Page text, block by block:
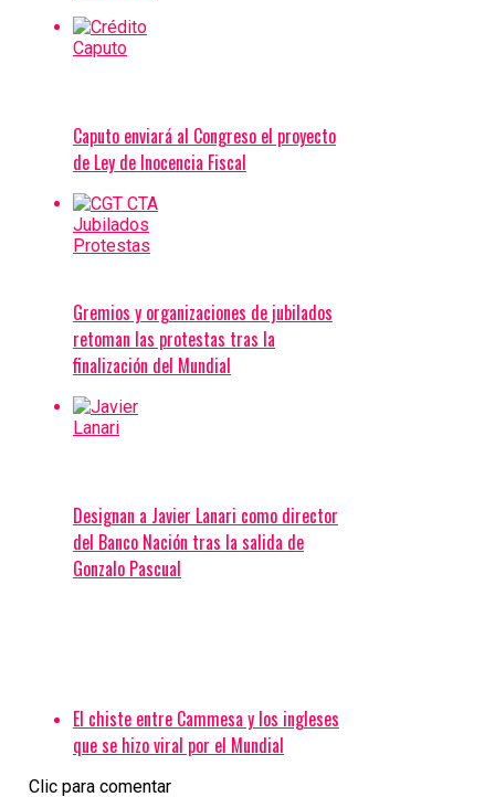
Caputo enviará al Congreso el proyecto
de Ley de Inocencia Fiscal
Gremios y organizaciones de jubilados
retoman las protestas tras la
finalización del Mundial
Designan a Javier Lanari como director
del Banco Nación tras la salida de
Gonzalo Pascual
El chiste entre Cammesa y los ingleses
que se hizo viral por el Mundial
Clic para comentar